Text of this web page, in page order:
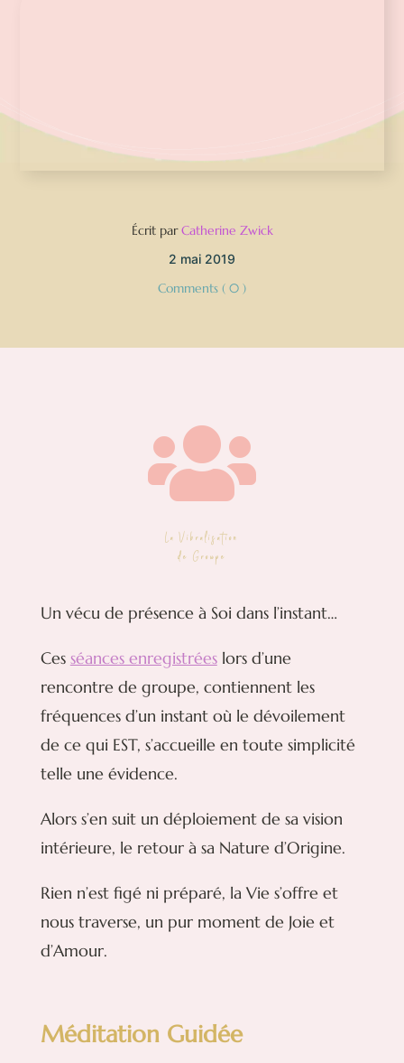
Écrit parCatherine Zwick
2 mai 2019
Comments ( 0 )

La Vibralisation
de Groupe
Un vécu de présence à Soi dans l’instant…
Ces séances enregistréeslors d’une
rencontre de groupe, contiennent les
fréquences d’un instant où le dévoilement
de ce qui EST, s’accueille en toute simplicité
telle une évidence.
Alors s’en suit un déploiement de sa vision
intérieure, le retour à sa Nature d’Origine.
Rien n’est figé ni préparé, la Vie s’offre et
nous traverse, un pur moment de Joie et
d’Amour.
Méditation Guidée